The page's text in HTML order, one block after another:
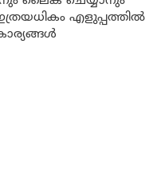
എളുപ്പത്തിൽ